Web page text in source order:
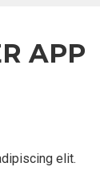
APP
elit.